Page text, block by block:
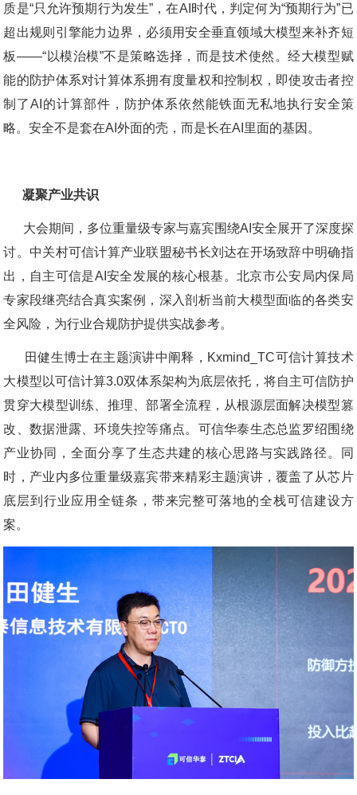
质是“只允许预期行为发生”，在AI时代，判定何为“预期行为”已
超出规则引擎能力边界，必须用安全垂直领域大模型来补齐短
板——“以模治模”不是策略选择，而是技术使然。经大模型赋
能的防护体系对计算体系拥有度量权和控制权，即使攻击者控
制了AI的计算部件，防护体系依然能铁面无私地执行安全策
略。安全不是套在AI外面的壳，而是长在AI里面的基因。
凝聚产业共识
大会期间，多位重量级专家与嘉宾围绕AI安全展开了深度探
讨。中关村可信计算产业联盟秘书长刘达在开场致辞中明确指
出，自主可信是AI安全发展的核心根基。北京市公安局内保局
专家段继亮结合真实案例，深入剖析当前大模型面临的各类安
全风险，为行业合规防护提供实战参考。
田健生博士在主题演讲中阐释，Kxmind_TC可信计算技术
大模型以可信计算3.0双体系架构为底层依托，将自主可信防护
贯穿大模型训练、推理、部署全流程，从根源层面解决模型篡
改、数据泄露、环境失控等痛点。可信华泰生态总监罗绍围绕
产业协同，全面分享了生态共建的核心思路与实践路径。同
时，产业内多位重量级嘉宾带来精彩主题演讲，覆盖了从芯片
底层到行业应用全链条，带来完整可落地的全栈可信建设方
案。